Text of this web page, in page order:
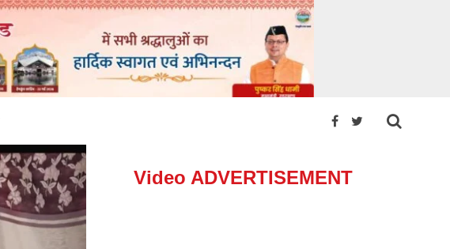
Video ADVERTISEMENT